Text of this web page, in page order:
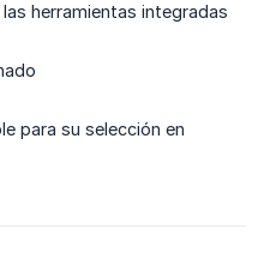
herramientas integradas
para su selección en